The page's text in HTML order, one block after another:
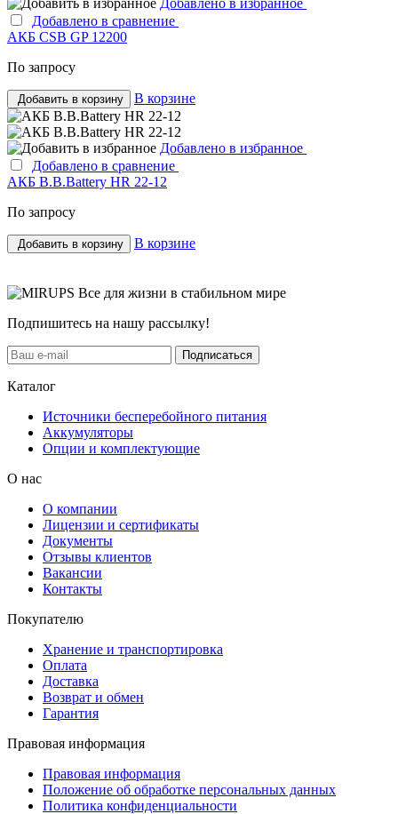
Добавлено в сравнение
АКБ CSB GP 12200
По запросу
Добавить в корзину В корзине
Добавлено в избранное
Добавлено в сравнение
АКБ B.B.Bаttery HR 22-12
По запросу
Добавить в корзину В корзине
Все для жизни в стабильном мире
Подпишитесь на нашу рассылку!
Подписаться
Каталог
Источники бесперебойного питания
Аккумуляторы
Опции и комплектующие
О нас
О компании
Лицензии и сертификаты
Документы
Отзывы клиентов
Вакансии
Контакты
Покупателю
Хранение и транспортировка
Оплата
Доставка
Возврат и обмен
Гарантия
Правовая информация
Правовая информация
Положение об обработке персональных данных
Политика конфиденциальности